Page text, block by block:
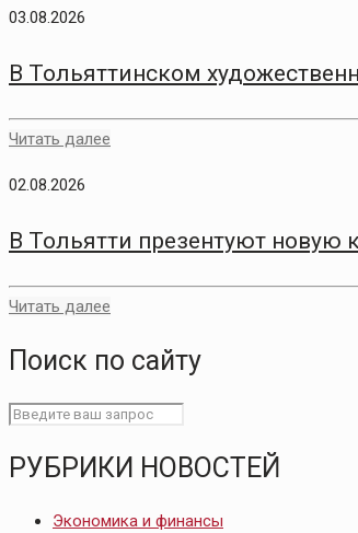
03.08.2026
В Тольяттинском
Читать далее
02.08.2026
В Тольятти презентуют
Читать далее
Поиск по сайту
РУБРИКИ НОВОСТЕЙ
Экономика и финансы